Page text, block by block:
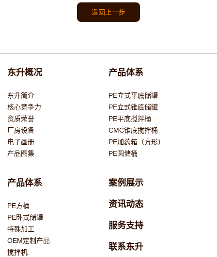
返回上一步
东升概况
东升简介
核心竞争力
资质荣誉
厂房设备
电子画册
产品图集
产品体系
PE立式平底储罐
PE立式锥底储罐
PE平底搅拌桶
CMC锥底搅拌桶
PE加药箱（方形）
PE圆储桶
产品体系
PE方桶
PE卧式储罐
特殊加工
OEM定制产品
搅拌机
案例展示
资讯动态
服务支持
联系东升